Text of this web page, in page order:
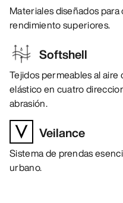
Materiales diseñados
rendimiento superiores.
Softshell
Tejidos permeables al
elástico en cuatro
abrasión.
Veilance
Sistema de prendas
urbano.